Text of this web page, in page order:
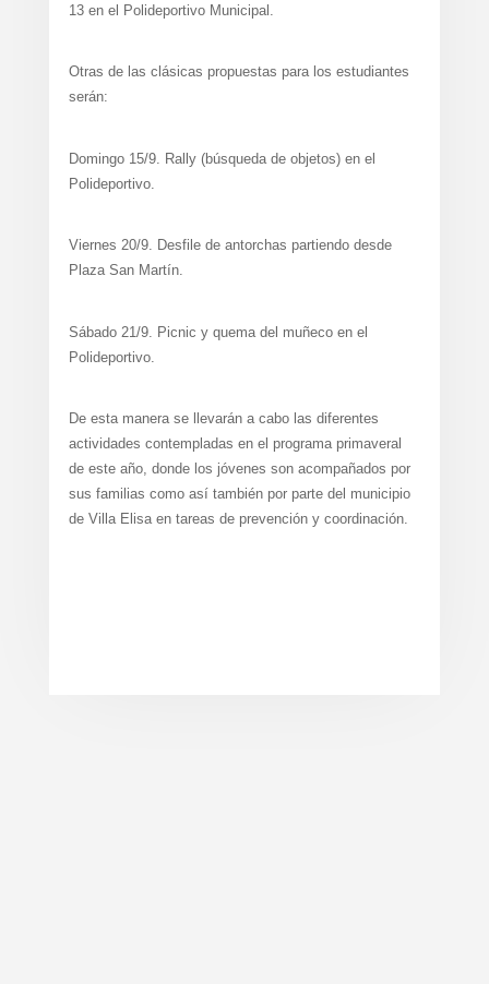
13 en el Polideportivo Municipal.
Otras de las clásicas propuestas para los estudiantes
serán:
Domingo 15/9. Rally (búsqueda de objetos) en el
Polideportivo.
Viernes 20/9. Desfile de antorchas partiendo desde
Plaza San Martín.
Sábado 21/9. Picnic y quema del muñeco en el
Polideportivo.
De esta manera se llevarán a cabo las diferentes
actividades contempladas en el programa primaveral
de este año, donde los jóvenes son acompañados por
sus familias como así también por parte del municipio
de Villa Elisa en tareas de prevención y coordinación.